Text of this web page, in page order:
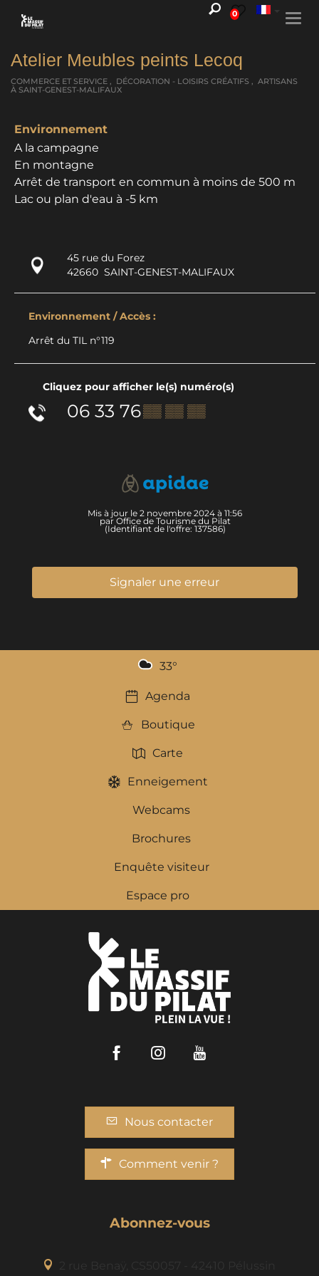
0
Atelier Meubles peints Lecoq
COMMERCE ET SERVICE , DÉCORATION - LOISIRS CRÉATIFS , ARTISANS
À SAINT-GENEST-MALIFAUX
Environnement
A la campagne
En montagne
Arrêt de transport en commun à moins de 500 m
Lac ou plan d'eau à -5 km
45 rue du Forez
42660 SAINT-GENEST-MALIFAUX
Environnement / Accès :
Arrêt du TIL n°119
Cliquez pour afficher le(s) numéro(s)
06 33 76▒▒ ▒▒ ▒▒
Mis à jour le 2 novembre 2024 à 11:56
par Office de Tourisme du Pilat
(Identifiant de l'offre: 137586)
Signaler une erreur
33°
Agenda
Boutique
Carte
Enneigement
Webcams
Brochures
Enquête visiteur
Espace pro
FacebookInstagram
Nous contacter
Comment venir ?
Abonnez-vous